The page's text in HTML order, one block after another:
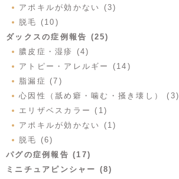
アポキルが効かない (3)
脱毛 (10)
ダックスの症例報告 (25)
膿皮症・湿疹 (4)
アトピー・アレルギー (14)
脂漏症 (7)
心因性（舐め癖・噛む・掻き壊し） (3)
エリザベスカラー (1)
アポキルが効かない (1)
脱毛 (6)
パグの症例報告 (17)
ミニチュアピンシャー (8)